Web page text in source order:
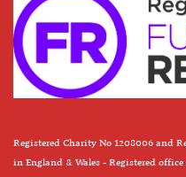
Registered Charity No 1208006 and
in England & Wales - Registered